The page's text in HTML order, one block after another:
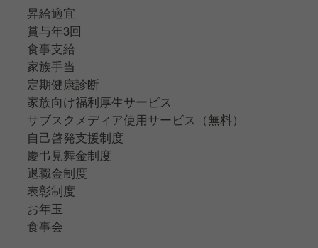
昇給適宜
賞与年3回
食事支給
家族手当
定期健康診断
家族向け福利厚生サービス
サブスクメディア使用サービス（無料）
自己啓発支援制度
慶弔見舞金制度
退職金制度
表彰制度
お年玉
食事会